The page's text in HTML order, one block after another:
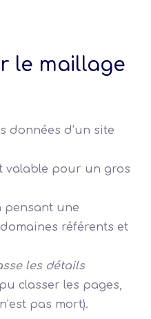
le maillage
données d’un site
valable pour un gros
pensant une
référents et
les détails
classer les pages,
pas mort).